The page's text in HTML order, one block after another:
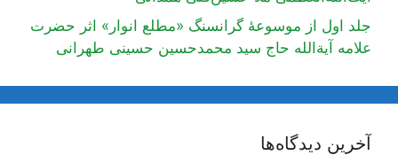
جلد اول از موسوعۀ گرانسنگ «مطلع انوار» اثر حضرت
علامه آیة‌الله حاج سید محمدحسین حسینی طهرانی
آخرین دیدگاه‌ها